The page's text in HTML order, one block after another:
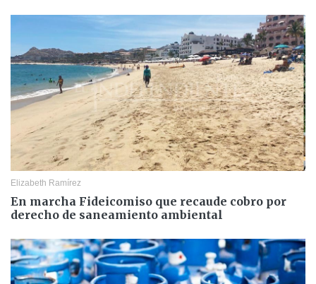
Elizabeth Ramírez
En marcha Fideicomiso que recaude cobro por
derecho de saneamiento ambiental